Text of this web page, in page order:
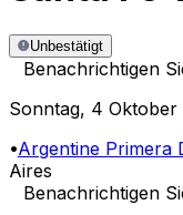
Unbestätigt
Benachrichtigen
Sonntag, 4 Oktober
•Argentine Primera
Aires
Benachrichtigen